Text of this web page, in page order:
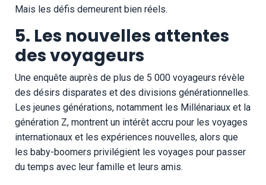
Mais les défis demeurent bien réels.
5. Les nouvelles attentes
des voyageurs
Une enquête auprès de plus de 5 000 voyageurs révèle
des désirs disparates et des divisions générationnelles.
Les jeunes générations, notamment les Millénariaux et la
génération Z, montrent un intérêt accru pour les voyages
internationaux et les expériences nouvelles, alors que
les baby-boomers privilégient les voyages pour passer
du temps avec leur famille et leurs amis.